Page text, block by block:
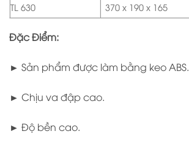
TL 630
370 x 190 x 165
Đặc Điểm:
► Sản phẩm được làm bằng keo ABS.
► Chịu va đập cao.
► Độ bền cao.